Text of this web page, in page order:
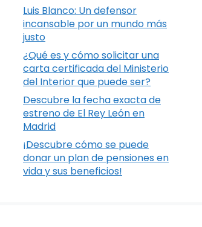
Luis Blanco: Un defensor
incansable por un mundo más
justo
¿Qué es y cómo solicitar una
carta certificada del Ministerio
del Interior que puede ser?
Descubre la fecha exacta de
estreno de El Rey León en
Madrid
¡Descubre cómo se puede
donar un plan de pensiones en
vida y sus beneficios!